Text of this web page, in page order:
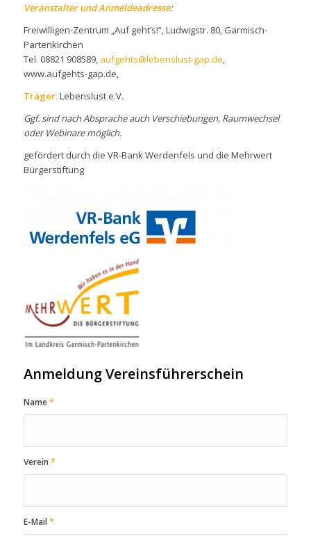
Veranstalter und Anmeldeadresse:
Freiwilligen-Zentrum „Auf geht’s!“, Ludwigstr. 80, Garmisch-
Partenkirchen
Tel. 08821 908589, aufgehts@lebenslust-gap.de,
www.aufgehts-gap.de,
Träger:Lebenslust e.V.
Ggf. sind nach Absprache auch Verschiebungen, Raumwechsel
oder Webinare möglich.
gefördert durch die VR-Bank Werdenfels und die Mehrwert
Bürgerstiftung
Anmeldung Vereinsführerschein
Name*
Verein *
E-Mail *